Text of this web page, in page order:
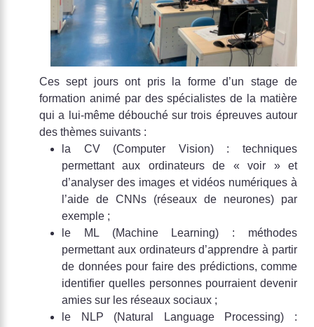
Ces sept jours ont pris la forme d’un stage de
formation animé par des spécialistes de la matière
qui a lui-même débouché sur trois épreuves autour
des thèmes suivants :
la CV (Computer Vision) : techniques
permettant aux ordinateurs de « voir » et
d’analyser des images et vidéos numériques à
l’aide de CNNs (réseaux de neurones) par
exemple ;
le ML (Machine Learning) : méthodes
permettant aux ordinateurs d’apprendre à partir
de données pour faire des prédictions, comme
identifier quelles personnes pourraient devenir
amies sur les réseaux sociaux ;
le NLP (Natural Language Processing) :